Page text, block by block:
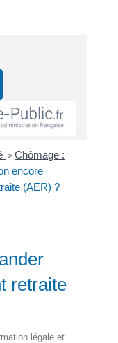
>Chômage :
encore
(AER) ?
retraite
légale et